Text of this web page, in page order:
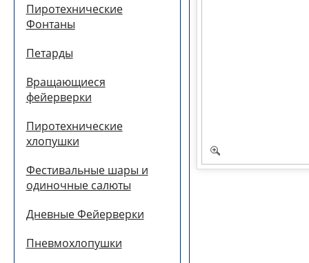
Пиротехнические
Фонтаны
Петарды
Вращающиеся
фейерверки
Пиротехнические
хлопушки
Фестивальные шары и
одиночные салюты
Дневные Фейерверки
Пневмохлопушки